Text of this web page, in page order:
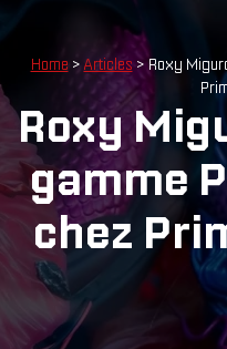
Home > Articles > Roxy
Roxy
gamme
chez